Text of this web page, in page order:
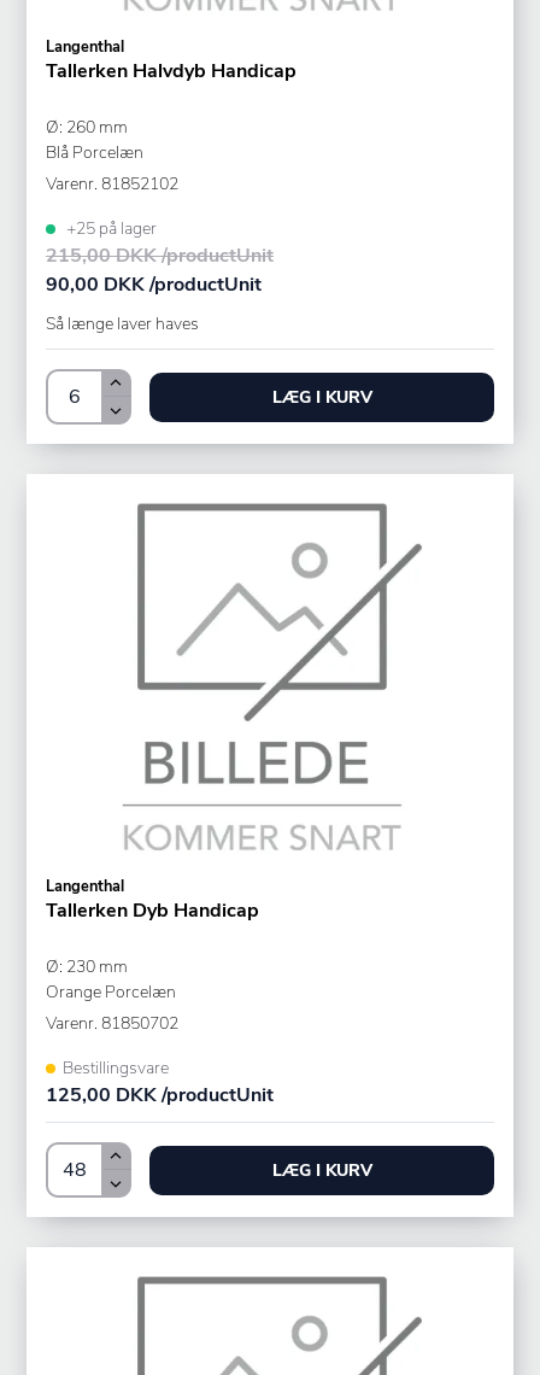
Langenthal
Tallerken Halvdyb Handicap
Ø: 260 mm
Blå Porcelæn
Varenr. 81852102
+25 på lager
215,00 DKK /productUnit
90,00 DKK /productUnit
Så længe laver haves
LÆG I KURV
Langenthal
Tallerken Dyb Handicap
Ø: 230 mm
Orange Porcelæn
Varenr. 81850702
Bestillingsvare
125,00 DKK /productUnit
LÆG I KURV